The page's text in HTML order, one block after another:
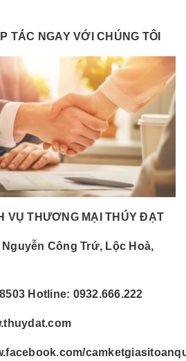
TÁC NGAY VỚI CHÚNG TÔI
VỤ THƯƠNG MẠI THÚY ĐẠT
Nguyễn Công Trứ, Lộc Hoà,
Hotline: 0932.666.222